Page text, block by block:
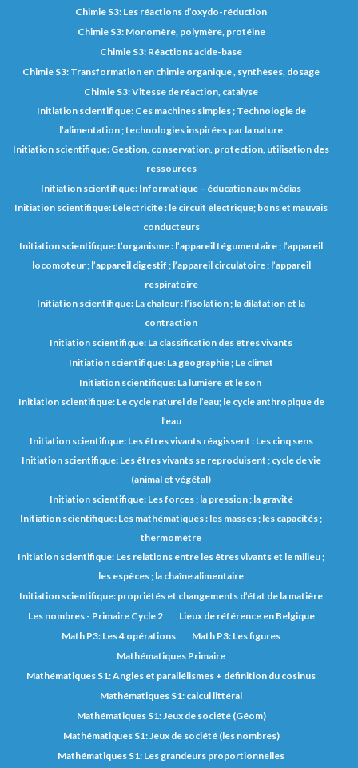
Chimie S3: Les réactions d’oxydo-réduction
Chimie S3: Monomère, polymère, protéine
Chimie S3: Réactions acide-base
Chimie S3: Transformation en chimie organique , synthèses, dosage
Chimie S3: Vitesse de réaction, catalyse
Initiation scientifique: Ces machines simples ; Technologie de
l’alimentation ; technologies inspirées par la nature
Initiation scientifique: Gestion, conservation, protection, utilisation des
ressources
Initiation scientifique: Informatique – éducation aux médias
Initiation scientifique: L’électricité : le circuit électrique; bons et mauvais
conducteurs
Initiation scientifique: L’organisme : l’appareil tégumentaire ; l’appareil
locomoteur ; l’appareil digestif ; l’appareil circulatoire ; l’appareil
respiratoire
Initiation scientifique: La chaleur : l’isolation ; la dilatation et la
contraction
Initiation scientifique: La classification des êtres vivants
Initiation scientifique: La géographie ; Le climat
Initiation scientifique: La lumière et le son
Initiation scientifique: Le cycle naturel de l’eau; le cycle anthropique de
l’eau
Initiation scientifique: Les êtres vivants réagissent : Les cinq sens
Initiation scientifique: Les êtres vivants se reproduisent ; cycle de vie
(animal et végétal)
Initiation scientifique: Les forces ; la pression ; la gravité
Initiation scientifique: Les mathématiques : les masses ; les capacités ;
thermomètre
Initiation scientifique: Les relations entre les êtres vivants et le milieu ;
les espèces ; la chaîne alimentaire
Initiation scientifique: propriétés et changements d’état de la matière
Les nombres - Primaire Cycle 2
Lieux de référence en Belgique
Math P3: Les 4 opérations
Math P3: Les figures
Mathématiques Primaire
Mathématiques S1: Angles et parallélismes + définition du cosinus
Mathématiques S1: calcul littéral
Mathématiques S1: Jeux de société (Géom)
Mathématiques S1: Jeux de société (les nombres)
Mathématiques S1: Les grandeurs proportionnelles